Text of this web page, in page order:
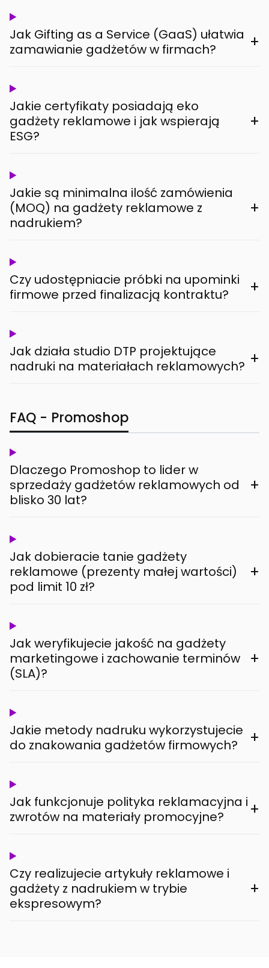
Jak Gifting as a Service (GaaS) ułatwia
zamawianie gadżetów w firmach?
+
Jakie certyfikaty posiadają eko
gadżety reklamowe i jak wspierają
ESG?
+
Jakie są minimalna ilość zamówienia
(MOQ) na gadżety reklamowe z
nadrukiem?
+
Czy udostępniacie próbki na upominki
firmowe przed finalizacją kontraktu?
+
Jak działa studio DTP projektujące
nadruki na materiałach reklamowych? +
FAQ - Promoshop
Dlaczego Promoshop to lider w
sprzedaży gadżetów reklamowych od
blisko 30 lat?
+
Jak dobieracie tanie gadżety
reklamowe (prezenty małej wartości)
pod limit 10 zł?
+
Jak weryfikujecie jakość na gadżety
marketingowe i zachowanie terminów
(SLA)?
+
Jakie metody nadruku wykorzystujecie
do znakowania gadżetów firmowych?
+
Jak funkcjonuje polityka reklamacyjna i
zwrotów na materiały promocyjne?
+
Czy realizujecie artykuły reklamowe i
gadżety z nadrukiem w trybie
ekspresowym?
+